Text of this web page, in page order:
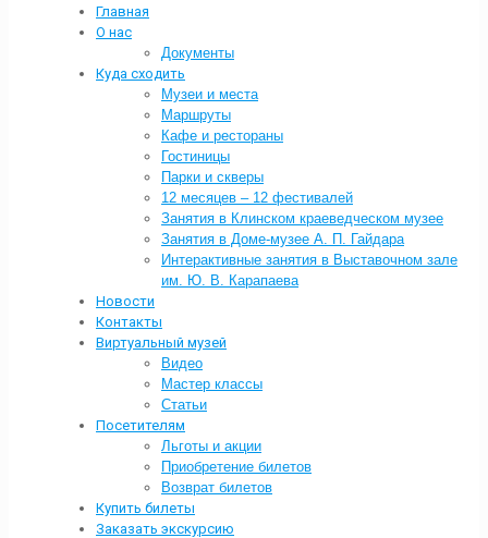
Главная
О нас
Документы
Куда сходить
Музеи и места
Маршруты
Кафе и рестораны
Гостиницы
Парки и скверы
12 месяцев – 12 фестивалей
Занятия в Клинском краеведческом музее
Занятия в Доме-музее А. П. Гайдара
Интерактивные занятия в Выставочном зале
им. Ю. В. Карапаева
Новости
Контакты
Виртуальный музей
Видео
Мастер классы
Статьи
Посетителям
Льготы и акции
Приобретение билетов
Возврат билетов
Купить билеты
Заказать экскурсию